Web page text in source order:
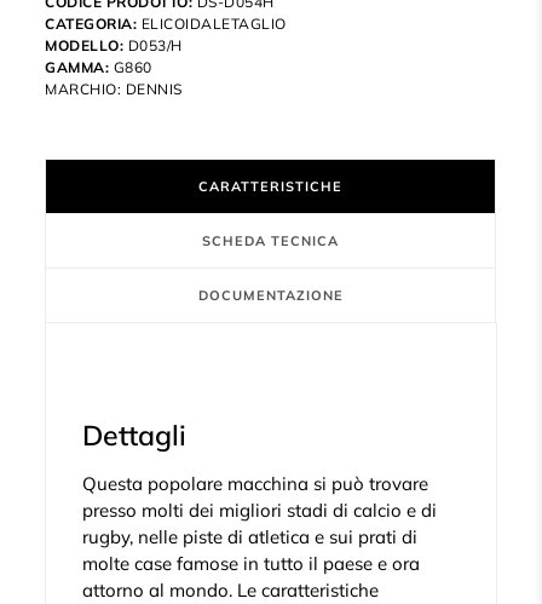
CATEGORIA: ELICOIDALETAGLIO
MODELLO: D053/H
GAMMA: G860
MARCHIO: DENNIS
CARATTERISTICHE
SCHEDA TECNICA
DOCUMENTAZIONE
Dettagli
Questa popolare macchina si può trovare
presso molti dei migliori stadi di calcio e di
rugby, nelle piste di atletica e sui prati di
molte case famose in tutto il paese e ora
attorno al mondo. Le caratteristiche